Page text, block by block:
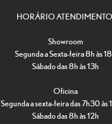
HORÁRIO
Showroom
Segunda a Sexta-feira 8h às
Sábado das 8h às 13h
Oficina
Segunda a sexta-feira das 7h30 às
Sábado das 8h às 12h